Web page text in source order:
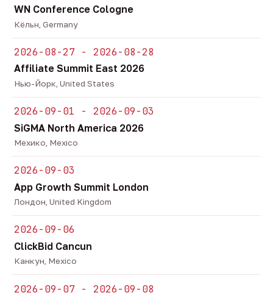
WN Conference Cologne
Кёльн, Germany
2026-08-27 - 2026-08-28
Affiliate Summit East 2026
Нью-Йорк, United States
2026-09-01 - 2026-09-03
SiGMA North America 2026
Мехико, Mexico
2026-09-03
App Growth Summit London
Лондон, United Kingdom
2026-09-06
ClickBid Cancun
Канкун, Mexico
2026-09-07 - 2026-09-08